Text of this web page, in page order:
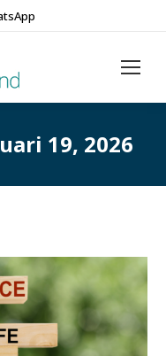
19, 2026